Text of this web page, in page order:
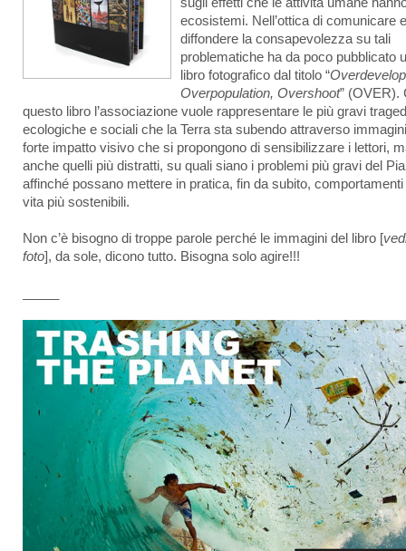
ecosistemi. Nell’ottica di comunicare
diffondere la consapevolezza su tali
problematiche ha da poco pubblicato
libro fotografico dal titolo “
Overpopulation, Overshoot” (OVER).
questo libro l’associazione vuole rappresentare le più gravi
ecologiche e sociali che la Terra sta subendo attraverso
forte impatto visivo che si propongono di sensibilizzare i lettori,
anche quelli più distratti, su quali siano i problemi più gravi del
affinché possano mettere in pratica, fin da subito, comportamenti
vita più sostenibili.
Non c’è bisogno di troppe parole perché le immagini del libro [
foto], da sole, dicono tutto. Bisogna solo agire!!!